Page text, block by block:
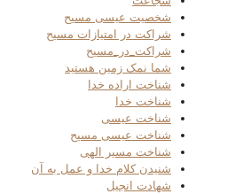
شخصیت عیسی مسیح
شراکت در امتیازات مسیح
شراکت_در_مسیح
شما نمک زمین هستید
شناخت اراده خدا
شناخت خدا
شناخت عیسی
شناخت عیسی مسیح
شناخت مسیر الهی
شنیدن کلام خدا و عمل به آن
شهادت انجیل